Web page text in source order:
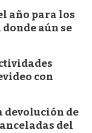
año para los
aún se
con
devolución de
del